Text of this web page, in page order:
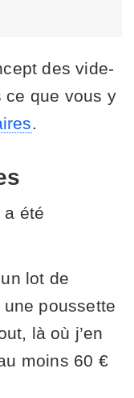
des vide-
ce que vous y
a été
lot de
une poussette
là où j’en
moins 60 €